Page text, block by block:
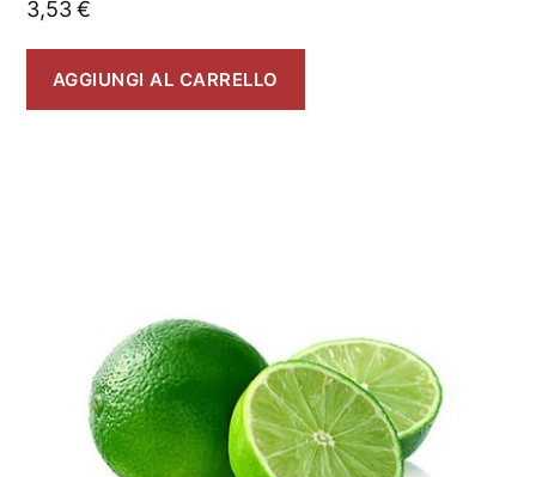
3,53€
AGGIUNGI AL CARRELLO